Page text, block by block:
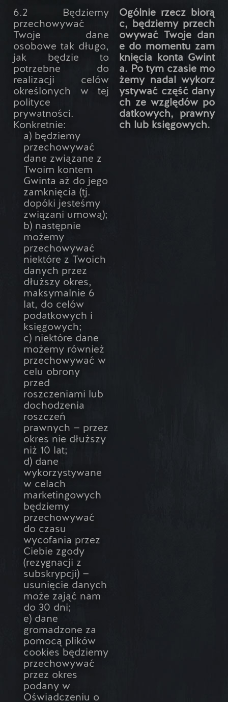
6.2 Będziemy
przechowywać
Twoje dane
osobowe tak długo,
jak będzie to
potrzebne do
realizacji celów
określonych w tej
polityce
prywatności.
Konkretnie:
a) będziemy
przechowywać
dane związane z
Twoim kontem
Gwinta aż do jego
zamknięcia (tj.
dopóki jesteśmy
związani umową);
b) następnie
możemy
przechowywać
niektóre z Twoich
danych przez
dłuższy okres,
maksymalnie 6
lat, do celów
podatkowych i
księgowych;
c) niektóre dane
możemy również
przechowywać w
celu obrony
przed
roszczeniami lub
dochodzenia
roszczeń
prawnych — przez
okres nie dłuższy
niż 10 lat;
d) dane
wykorzystywane
w celach
marketingowych
będziemy
przechowywać
do czasu
wycofania przez
Ciebie zgody
(rezygnacji z
subskrypcji) —
usunięcie danych
może zająć nam
do 30 dni;
e) dane
gromadzone za
pomocą plików
cookies będziemy
przechowywać
przez okres
podany w
Oświadczeniu o
Ogólnie rzecz biorą
c, będziemy przech
owywać Twoje dan
e do momentu zam
knięcia konta Gwint
a. Po tym czasie mo
żemy nadal wykorz
ystywać część dany
ch ze względów po
datkowych, prawny
ch lub księgowych.